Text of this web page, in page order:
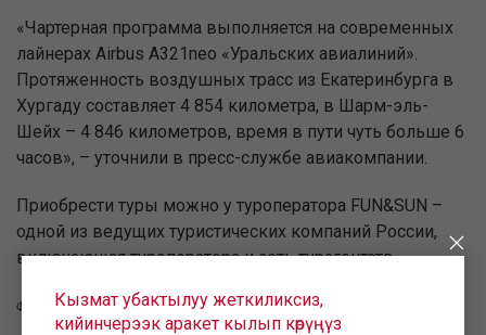
«Чартерная программа выполняется на современных
лайнерах Airbus A321neo «Уральских авиалиний».
Протяженность воздушных трасс из Екатеринбурга в
Хургаду составляет 4 854 километра, в Шарм-эль-
Шейх – 4 846 километров, время в пути чуть больше 6
часов», – уточнили в пресс-службе авиакомпании.
Приобрести туры можно у туроператора FUN&SUN –
одной из ведущих туристических компаний России,
включающая туроператора и сеть турагентств.
Фото Женевы Нефёдовой
Кызмат убактылуу жеткиликсиз,
кийинчерээк аракет кылып көрүңүз